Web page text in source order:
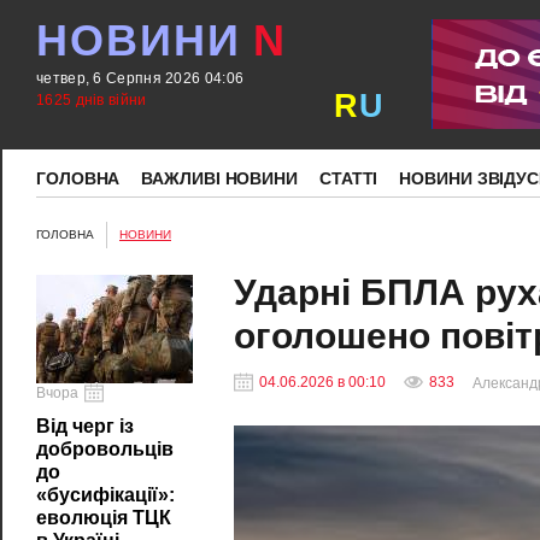
НОВИНИ N
четвер, 6 Серпня 2026 04:06
1625 днів війни
RU
ГОЛОВНА ВАЖЛИВІ НОВИНИ СТАТТІ НОВИНИ
ГОЛОВНА НОВИНИ
Вчора
Від черг із
добровольців
до
«бусифікації»:
еволюція ТЦК
Ударні БПЛА
оголошено
04.06.2026 в 00:10 833